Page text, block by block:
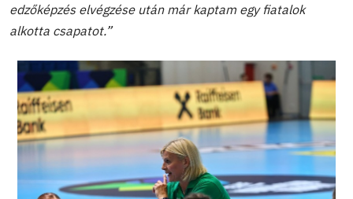
edzőképzés elvégzése után már kaptam egy fiatalok
alkotta csapatot.”